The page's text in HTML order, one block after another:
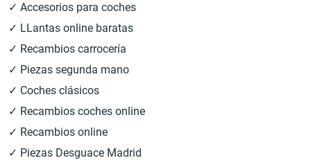
✓ Accesorios para coches
✓ LLantas online baratas
✓ Recambios carrocería
✓ Piezas segunda mano
✓ Coches clásicos
✓ Recambios coches online
✓ Recambios online
✓ Piezas Desguace Madrid